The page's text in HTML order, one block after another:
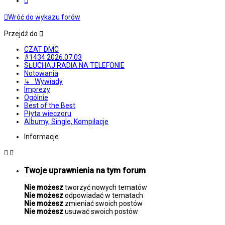
Wróć do wykazu forów
Przejdź do
CZAT DMC
#1434 2026.07.03
SŁUCHAJ RADIA NA TELEFONIE
Notowania
↳ Wywiady
Imprezy
Ogólnie
Best of the Best
Płyta wieczoru
Albumy, Single, Kompilacje
Informacje
Twoje uprawnienia na tym forum
Nie możesztworzyć nowych tematów
Nie możeszodpowiadać w tematach
Nie możesz zmieniać swoich postów
Nie możeszusuwać swoich postów